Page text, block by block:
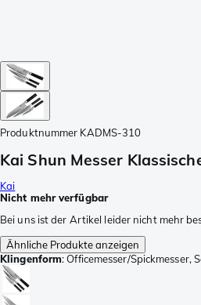
Produktnummer KADMS-310
Kai Shun Messer
Kai
Nicht mehr verfügbar
Bei uns ist der Artikel leider nicht mehr
Ähnliche Produkte anzeigen
Klingenform:Officemesser/Spickmesser,